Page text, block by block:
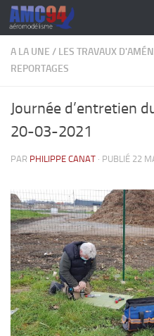
Skip to content
A LA UNE / LES TRAVAUX
REPORTAGES
Journée d’entretien
20-03-2021
PAR PHILIPPE CANAT · PUBLIÉ 22